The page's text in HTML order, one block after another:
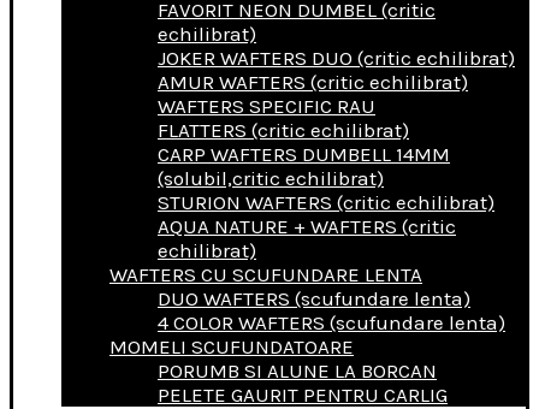
FAVORIT NEON DUMBEL (critic
echilibrat)
JOKER WAFTERS DUO (critic echilibrat)
AMUR WAFTERS (critic echilibrat)
WAFTERS SPECIFIC RAU
FLATTERS (critic echilibrat)
CARP WAFTERS DUMBELL 14MM
(solubil,critic echilibrat)
STURION WAFTERS (critic echilibrat)
AQUA NATURE + WAFTERS (critic
echilibrat)
WAFTERS CU SCUFUNDARE LENTA
DUO WAFTERS (scufundare lenta)
4 COLOR WAFTERS (scufundare lenta)
MOMELI SCUFUNDATOARE
PORUMB SI ALUNE LA BORCAN
PELETE GAURIT PENTRU CARLIG